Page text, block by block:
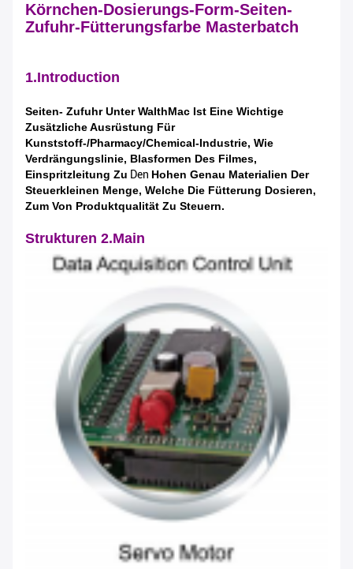
Körnchen-Dosierungs-Form-Seiten-
Zufuhr-Fütterungsfarbe Masterbatch
1.Introduction
Seiten- Zufuhr Unter WalthMac Ist Eine Wichtige
Zusätzliche Ausrüstung Für
Kunststoff-/pharmacy/chemical-Industrie, Wie
Verdrängungslinie, Blasformen Des Filmes,
Einspritzleitung Zu Den Hohen Genau Materialien Der
Steuerkleinen Menge, Welche Die Fütterung Dosieren,
Zum Von Produktqualität Zu Steuern.
Strukturen 2.Main